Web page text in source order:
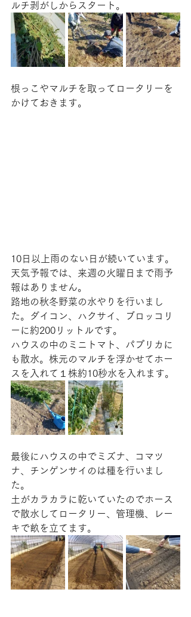
ルチ剥がしからスタート。
根っこやマルチを取ってロータリーを
かけておきます。
10日以上雨のない日が続いています。
天気予報では、来週の火曜日まで雨予
報はありません。
路地の秋冬野菜の水やりを行いまし
た。ダイコン、ハクサイ、ブロッコリ
ーに約200リットルです。
ハウスの中のミニトマト、パプリカに
も散水。株元のマルチを浮かせてホー
スを入れて１株約10秒水を入れます。
最後にハウスの中でミズナ、コマツ
ナ、チンゲンサイのは種を行いまし
た。
土がカラカラに乾いていたのでホース
で散水してロータリー、管理機、レー
キで畝を立てます。